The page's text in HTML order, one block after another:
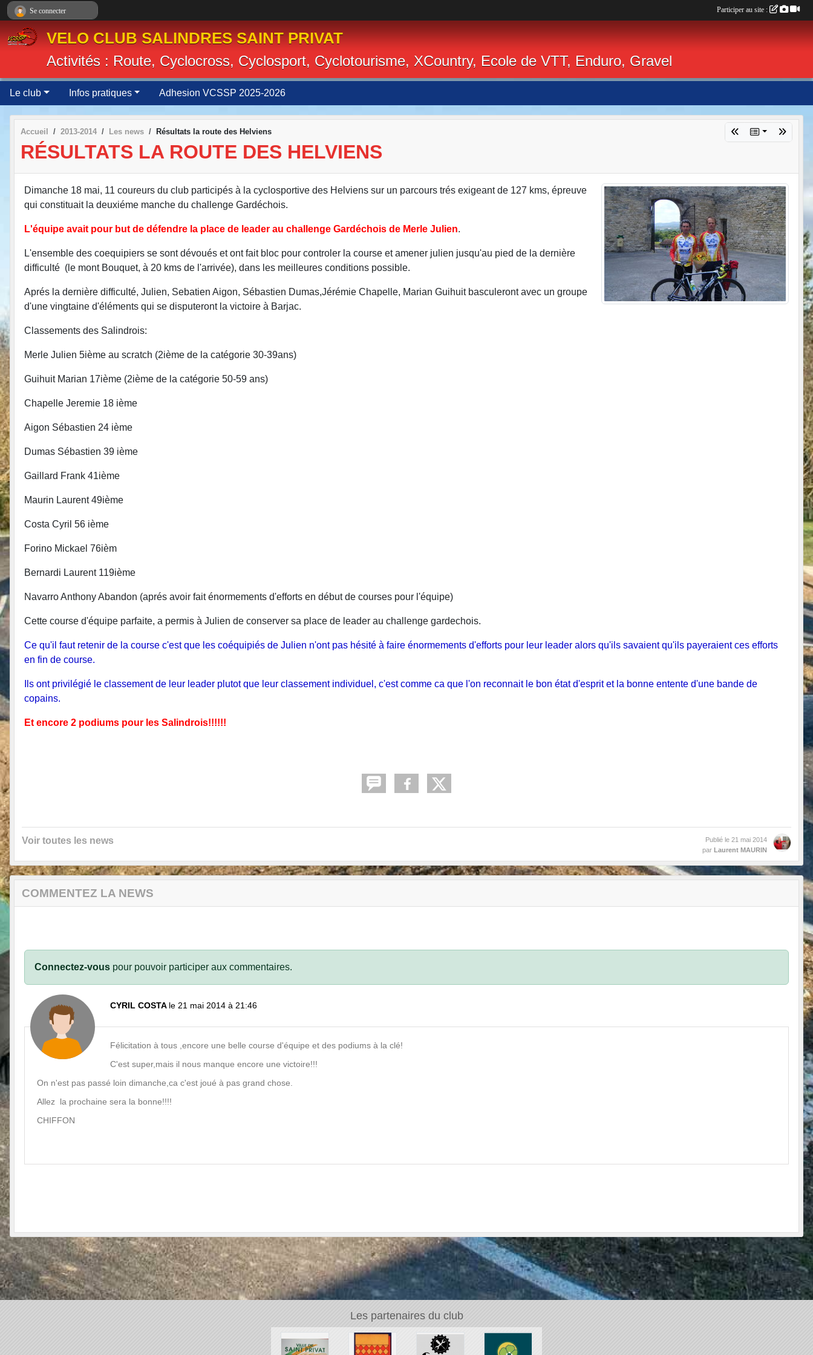
VELO CLUB SALINDRES SAINT PRIVAT
Activités : Route, Cyclocross, Cyclosport, Cyclotourisme, XCountry, Ecole de VTT, Enduro, Gravel
Le club Infos pratiques Adhesion VCSSP 2025-2026
Accueil 2013-2014 Les news Résultats la route des Helviens
RÉSULTATS LA ROUTE DES HELVIENS
Dimanche 18 mai, 11 coureurs du club participés à la cyclosportive des Helviens sur un parcours trés exigeant de 127 kms, épreuve
qui constituait la deuxiéme manche du challenge Gardéchois.
L'équipe avait pour but de défendre la place de leader au challenge Gardéchois de Merle Julien.
L'ensemble des coequipiers se sont dévoués et ont fait bloc pour controler la course et amener julien jusqu'au pied de la dernière
difficulté (le mont Bouquet, à 20 kms de l'arrivée), dans les meilleures conditions possible.
Aprés la dernière difficulté, Julien, Sebatien Aigon, Sébastien Dumas,Jérémie Chapelle, Marian Guihuit basculeront avec un groupe
d'une vingtaine d'éléments qui se disputeront la victoire à Barjac.
Classements des Salindrois:
Merle Julien 5ième au scratch (2ième de la catégorie 30-39ans)
Guihuit Marian 17ième (2ième de la catégorie 50-59 ans)
Chapelle Jeremie 18 ième
Aigon Sébastien 24 ième
Dumas Sébastien 39 ième
Gaillard Frank 41ième
Maurin Laurent 49ième
Costa Cyril 56 ième
Forino Mickael 76ièm
Bernardi Laurent 119ième
Navarro Anthony Abandon (aprés avoir fait énormements d'efforts en début de courses pour l'équipe)
Cette course d'équipe parfaite, a permis à Julien de conserver sa place de leader au challenge gardechois.
Ce qu'il faut retenir de la course c'est que les coéquipiés de Julien n'ont pas hésité à faire énormements d'efforts pour leur leader alors qu'ils savaient qu'ils payeraient ces efforts
en fin de course.
Ils ont privilégié le classement de leur leader plutot que leur classement individuel, c'est comme ca que l'on reconnait le bon état d'esprit et la bonne entente d'une bande de
copains.
Et encore 2 podiums pour les Salindrois!!!!!!
Voir toutes les news Publié le 21 mai 2014
par Laurent MAURIN
COMMENTEZ LA NEWS
Connectez-vous pour pouvoir participer aux commentaires.
CYRIL COSTA le 21 mai 2014 à 21:46
Félicitation à tous ,encore une belle course d'équipe et des podiums à la clé!
C'est super,mais il nous manque encore une victoire!!!
On n'est pas passé loin dimanche,ca c'est joué à pas grand chose.
Allez la prochaine sera la bonne!!!!
CHIFFON
Les partenaires du club
Se connecter Participer au site :
Panneau de gestion des cookies